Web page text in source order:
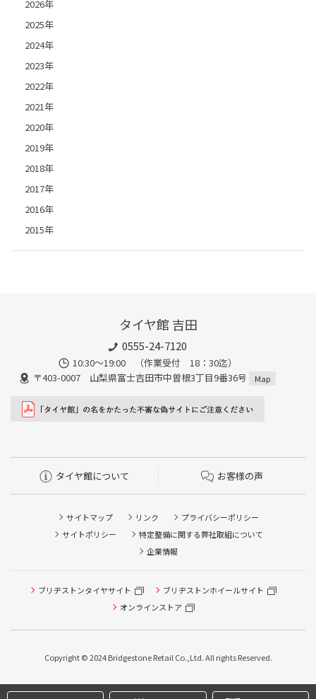
2026年
2025年
2024年
2023年
2022年
2021年
2020年
2019年
2018年
2017年
2016年
2015年
タイヤ館 吉田
0555-24-7120
10:30～19:00 （作業受付 18：30迄）
〒403-0007 山梨県富士吉田市中曽根3丁目9番36号
Map
タイヤ館について お客様の声
サイトマップ リンク
プライバシーポリシー
サイトポリシー
特定整備に関する弊社取組について
企業情報
ブリヂストンタイヤサイト
ブリヂストンホイールサイト
オンラインストア
Copyright © 2024 Bridgestone Retail Co.,Ltd. All rights Reserved.
タイヤ点検・安全点検/タイヤ履き替え/オイル交換/その他
ピット作業の予約
本日のタイヤ履き替え順番待ち予約 ※クローク契約会員の